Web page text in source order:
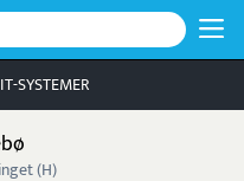
IT-SYSTEMER
(H)